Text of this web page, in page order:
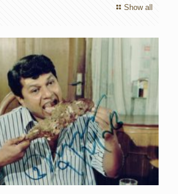
Show all